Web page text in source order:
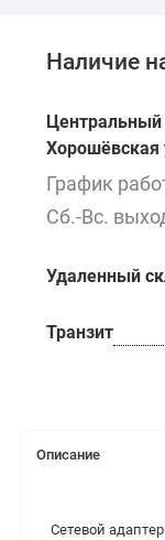
Наличие
Хорошёвская
График
Сб.-Вс.
Удаленный
Транзит
Описание
Сетевой